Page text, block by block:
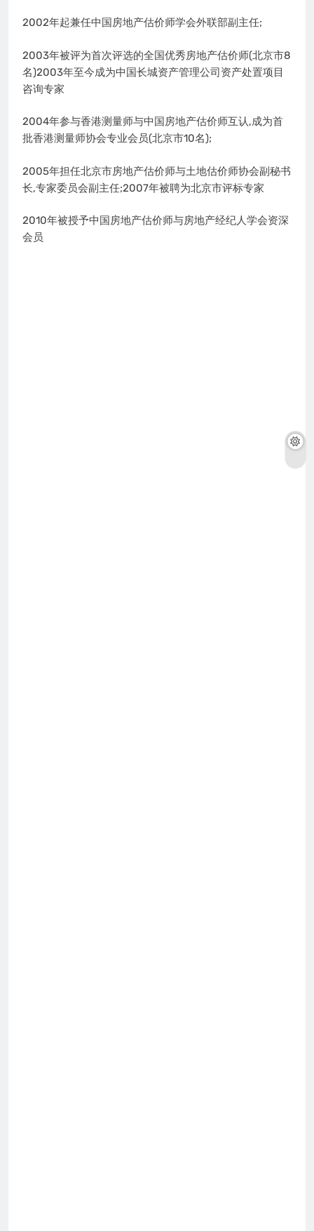
2002年起兼任中国房地产估价师学会外联部副主任;
2003年被评为首次评选的全国优秀房地产估价师(北京市8
名)2003年至今成为中国长城资产管理公司资产处置项目
咨询专家
2004年参与香港测量师与中国房地产估价师互认,成为首
批香港测量师协会专业会员(北京市10名);
2005年担任北京市房地产估价师与土地估价师协会副秘书
长,专家委员会副主任;2007年被聘为北京市评标专家
2010年被授予中国房地产估价师与房地产经纪人学会资深
会员